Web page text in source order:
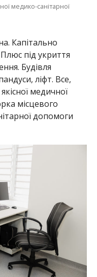
Капітально
під укриття
ліфт. Все,
медичної
місцевого
допомоги
амбулаторії